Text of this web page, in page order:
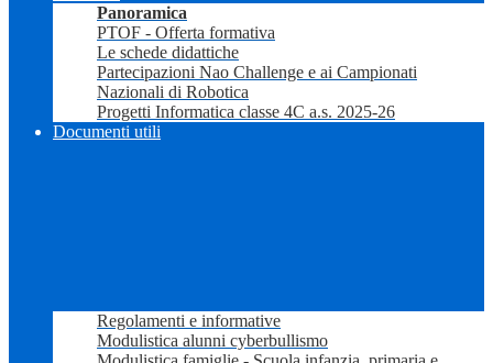
Panoramica
PTOF - Offerta formativa
Le schede didattiche
Partecipazioni Nao Challenge e ai Campionati
Nazionali di Robotica
Progetti Informatica classe 4C a.s. 2025-26
Documenti utili
Regolamenti e informative
Modulistica alunni cyberbullismo